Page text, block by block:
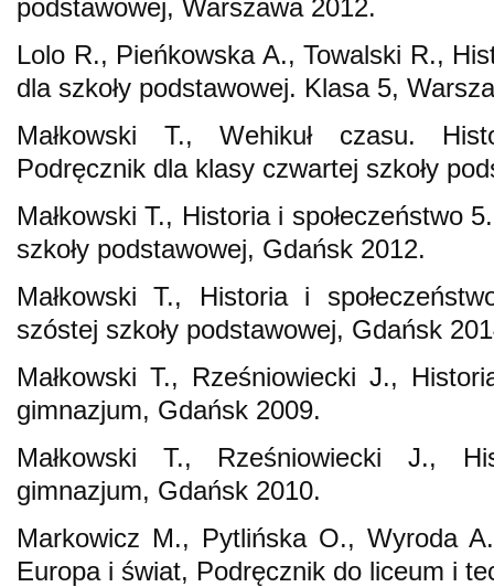
podstawowej, Warszawa 2012.
Lolo R., Pieńkowska A., Towalski R.,
dla szkoły podstawowej. Klasa 5,
Małkowski T., Wehikuł czasu.
Podręcznik dla klasy czwartej szkoły
Małkowski T., Historia i społeczeństwo
szkoły podstawowej, Gdańsk 2012.
Małkowski T., Historia i
szóstej szkoły podstawowej, Gdańsk
Małkowski T., Rześniowiecki J.,
gimnazjum, Gdańsk 2009.
Małkowski T., Rześniowiecki J.,
gimnazjum, Gdańsk 2010.
Markowicz M., Pytlińska O., Wyroda
Europa i świat, Podręcznik do liceum i